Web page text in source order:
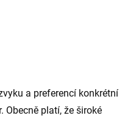
a preferencí konkrétní
Obecně platí, že široké